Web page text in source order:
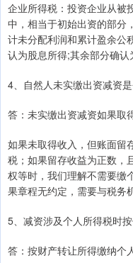
企业所得税：投资企业从被
中，相当于初始出资的部分
计未分配利润和累计盈余公
认为股息所得;其余部分确认
4、自然人未实缴出资减资
答：未实缴出资减资如果取
如果未取得收入，但账面留
税；如果留存收益为正数，
权等时，我们理解不需要缴
果章程无约定，需要与税务
5、减资涉及个人所得税时
答：按财产转让所得缴纳个